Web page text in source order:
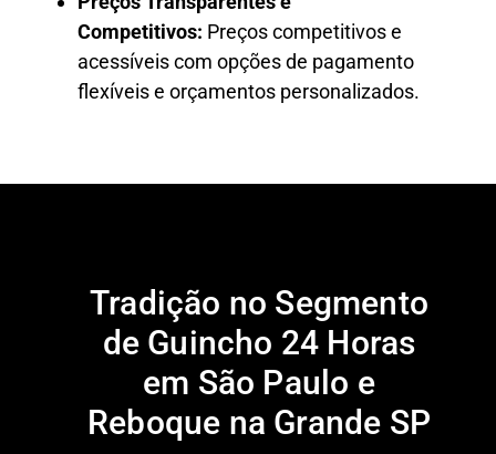
Competitivos: Preços competitivos e
acessíveis com opções de pagamento
flexíveis e orçamentos personalizados.
Tradição no Segmento
de Guincho 24 Horas
em São Paulo e
Reboque na Grande SP